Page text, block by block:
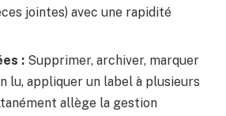
jointes) avec une rapidité
: Supprimer, archiver, marquer
lu, appliquer un label à plusieurs
allège la gestion